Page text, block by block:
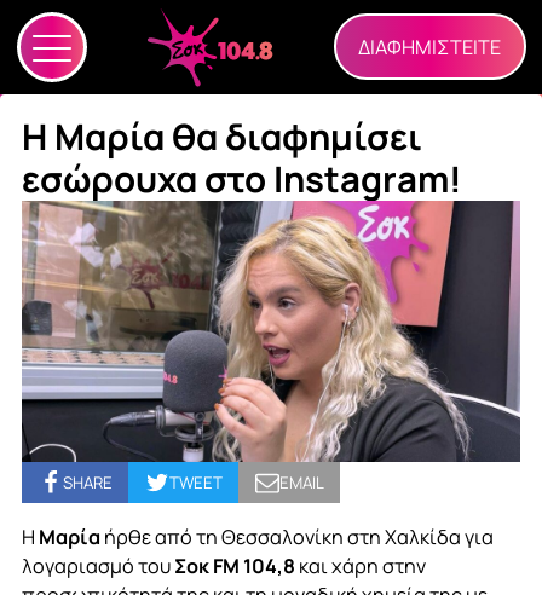
ΔΙΑΦΗΜΙΣΤΕΙΤΕ
Η Μαρία θα διαφημίσει
εσώρουχα στο Instagram!
SHARE TWEET EMAIL
Η Μαρία ήρθε από τη Θεσσαλονίκη στη Χαλκίδα για
λογαριασμό τουΣοκ FM 104,8 και χάρη στην